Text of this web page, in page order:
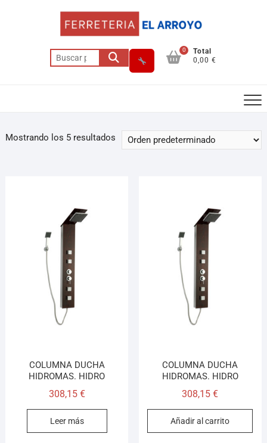
0
Total
0,00 €
Mostrando los 5 resultados
COLUMNA DUCHA
HIDROMAS. HIDRO
308,15 €
Leer más
COLUMNA DUCHA
HIDROMAS. HIDRO
308,15€
Añadir al carrito
Llamar (cerrado) Cómo llegar
¡Hola! Soy el asesor virtual de Ferretería El Arroyo.
Cuéntame qué necesitas y te ayudo a encontrarlo,
aunque no sepas el nombre exacto